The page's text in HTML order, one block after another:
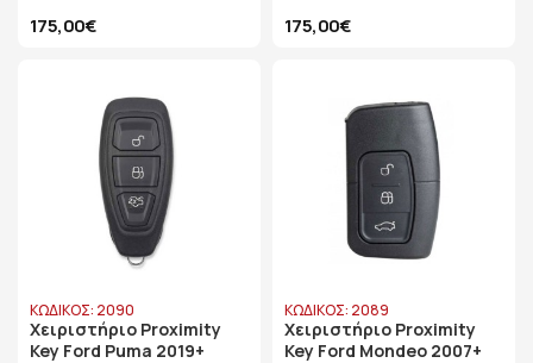
175,00€ 175,00€
ΚΩΔΙΚΟΣ: 2090
Χειριστήριο Proximity
Key Ford Puma 2019+
ΚΩΔΙΚΟΣ: 2089
Χειριστήριο Proximity
Key Ford Mondeo 2007+